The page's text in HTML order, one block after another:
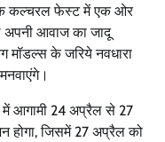
कल्चरल फेस्ट में एक ओर
अपनी आवाज का जादू
मॉडल्स के जरिये नवधारा
में आगामी 24 अप्रैल से 27
जिसमें 27 अप्रैल को